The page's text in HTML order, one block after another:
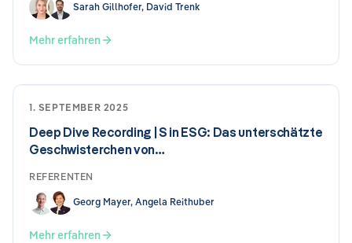
Sarah Gillhofer, David Trenk
Mehr erfahren
1. SEPTEMBER 2025
Deep Dive Recording | S in ESG: Das unterschätzte
Geschwisterchen von…
REFERENTEN
Georg Mayer, Angela Reithuber
Mehr erfahren